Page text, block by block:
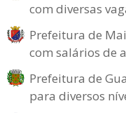
com diversas
Prefeitura de
com salários de
Prefeitura de
para diversos